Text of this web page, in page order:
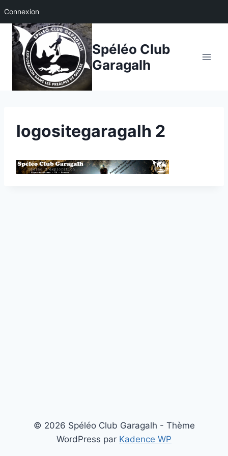
Connexion
Aller
contenu
Spéléo Club
Garagalh
logositegaragalh 2
© 2026 Spéléo Club Garagalh - Thème
WordPress par Kadence WP